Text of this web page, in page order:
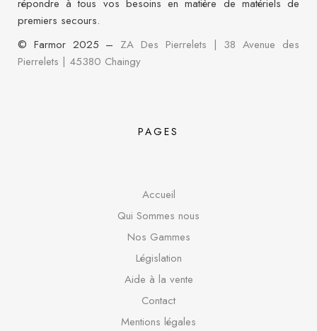
répondre à tous vos besoins en matière de matériels de
premiers secours.
© Farmor 2025 – ZA Des Pierrelets | 38 Avenue des
Pierrelets | 45380 Chaingy
PAGES
Accueil
Qui Sommes nous
Nos Gammes
Législation
Aide à la vente
Contact
Mentions légales